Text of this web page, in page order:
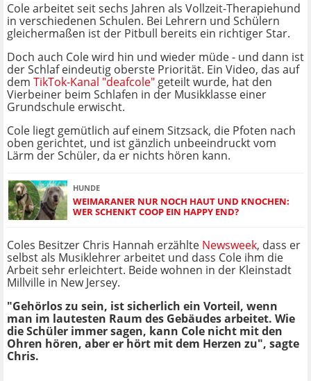
Cole arbeitet seit sechs Jahren als Vollzeit-Therapiehund
in verschiedenen Schulen. Bei Lehrern und Schülern
gleichermaßen ist der Pitbull bereits ein richtiger Star.
Doch auch Cole wird hin und wieder müde - und dann ist
der Schlaf eindeutig oberste Priorität. Ein Video, das auf
dem TikTok-Kanal "deafcole" geteilt wurde, hat den
Vierbeiner beim Schlafen in der Musikklasse einer
Grundschule erwischt.
Cole liegt gemütlich auf einem Sitzsack, die Pfoten nach
oben gerichtet, und ist gänzlich unbeeindruckt vom
Lärm der Schüler, da er nichts hören kann.
HUNDE
WEIMARANER NUR NOCH HAUT UND KNOCHEN:
WER SCHENKT COOP EIN HAPPY END?
Coles Besitzer Chris Hannah erzählte Newsweek, dass er
selbst als Musiklehrer arbeitet und dass Cole ihm die
Arbeit sehr erleichtert. Beide wohnen in der Kleinstadt
Millville in New Jersey.
"Gehörlos zu sein, ist sicherlich ein Vorteil, wenn
man im lautesten Raum des Gebäudes arbeitet. Wie
die Schüler immer sagen, kann Cole nicht mit den
Ohren hören, aber er hört mit dem Herzen zu", sagte
Chris.